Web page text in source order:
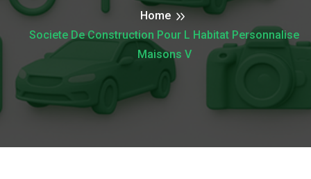
Home
Societe De Construction Pour L Habitat Personnalise
Maisons V